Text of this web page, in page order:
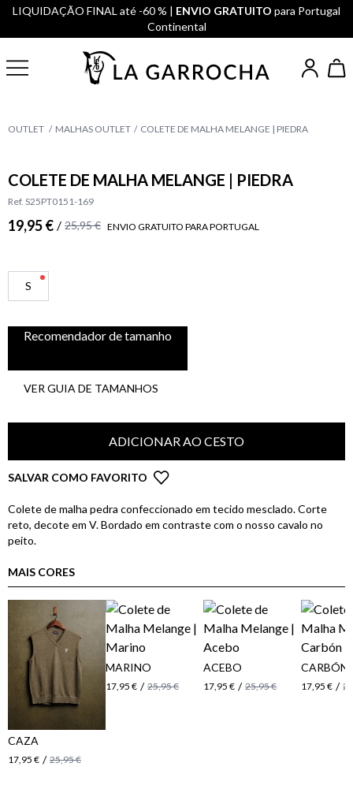
LIQUIDAÇÃO FINAL até -60 % | ENVIO GRATUITO para Portugal
Continental
OUTLET MALHAS OUTLET COLETE DE MALHA MELANGE | PIEDRA
COLETE DE MALHA MELANGE | PIEDRA
Ref. S25PT0151-169
19,95 € / 25,95 € ENVIO GRATUITO PARA PORTUGAL
S
Recomendador de tamanho
VER GUIA DE TAMANHOS
ADICIONAR AO CESTO
SALVAR COMO FAVORITO
Colete de malha pedra confeccionado em tecido mesclado. Corte
reto, decote em V. Bordado em contraste com o nosso cavalo no
peito.
MAIS CORES
CAZA
17,95 € / 25,95 €
MARINO
17,95 € / 25,95 €
ACEBO
17,95 € / 25,95 €
CARBÓN
17,95 € /